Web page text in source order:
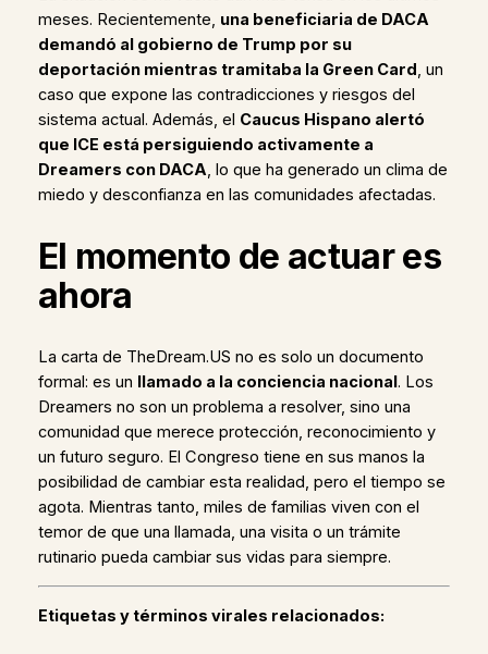
meses. Recientemente, una beneficiaria de DACA
demandó al gobierno de Trump por su
deportación mientras tramitaba la Green Card , un
caso que expone las contradicciones y riesgos del
sistema actual. Además, el Caucus Hispano alertó
que ICE está persiguiendo activamente a
Dreamers con DACA, lo que ha generado un clima de
miedo y desconfianza en las comunidades afectadas.
El momento de actuar es
ahora
La carta de TheDream.US no es solo un documento
formal: es un llamado a la conciencia nacional. Los
Dreamers no son un problema a resolver, sino una
comunidad que merece protección, reconocimiento y
un futuro seguro. El Congreso tiene en sus manos la
posibilidad de cambiar esta realidad, pero el tiempo se
agota. Mientras tanto, miles de familias viven con el
temor de que una llamada, una visita o un trámite
rutinario pueda cambiar sus vidas para siempre.
Etiquetas y términos virales relacionados: